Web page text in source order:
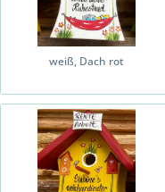
weiß, Dach rot